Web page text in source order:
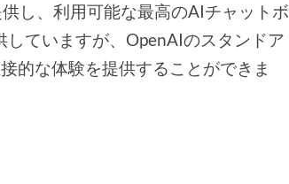
し、利用可能な最高のAIチャットボ
ていますが、OpenAIのスタンドア
的な体験を提供することができま